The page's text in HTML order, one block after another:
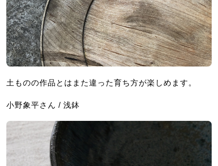
土ものの作品とはまた違った育ち方が楽しめます。
小野象平さん / 浅鉢